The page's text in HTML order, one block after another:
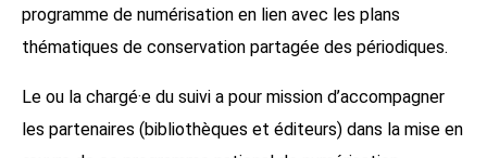
programme de numérisation en lien avec les plans
thématiques de conservation partagée des périodiques.
Le ou la chargé·e du suivi a pour mission d’accompagner
les partenaires (bibliothèques et éditeurs) dans la mise en